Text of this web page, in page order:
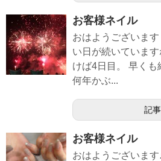
お客様ネイル
おはようございま
い日が続いていま
けば4日目。 早くも
何年かぶ...
記
お客様ネイル
おはようございます